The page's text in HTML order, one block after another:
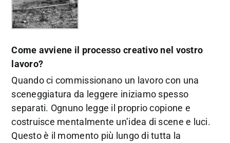
Come avviene il processo creativo nel vostro
lavoro?
Quando ci commissionano un lavoro con una
sceneggiatura da leggere iniziamo spesso
separati. Ognuno legge il proprio copione e
costruisce mentalmente un’idea di scene e luci.
Questo è il momento più lungo di tutta la